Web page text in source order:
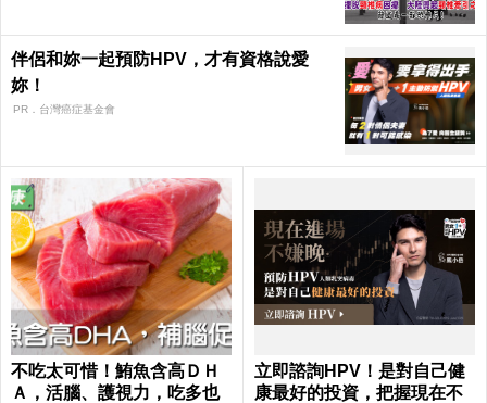
伴侶和妳一起預防HPV，才有資格說愛
妳！
PR．台灣癌症基金會
不吃太可惜！鮪魚含高ＤＨ
Ａ，活腦、護視力，吃多也
立即諮詢HPV！是對自己健
康最好的投資，把握現在不